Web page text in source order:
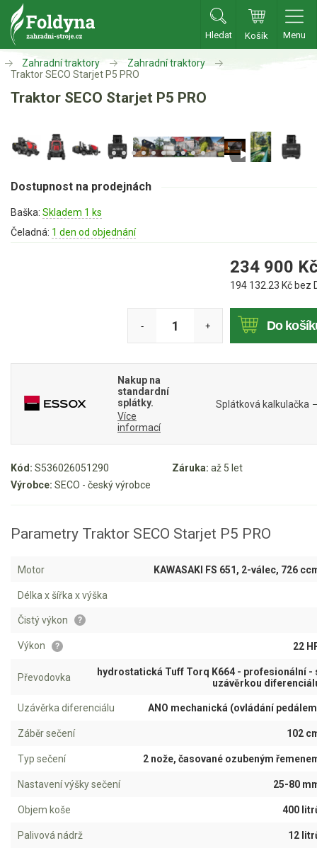
Hledat Košík Menu
Zahradní traktory
Zahradní traktory
Aku traktory
Sekačky
Křovinořezy a vyžínače
Benzínové křovinořezy a vyžínače
Aku křovinořezy a vyžínače
Motorové pily
Aku pily
Jednoruční pily
Vyvětvovací pily
Aku křovinořezy a vyžínače
Aku sekačky
Aku STIHL
Aku AL-KO
VARI
Zahradní traktory
Zahradní traktory
Traktor SECO Starjet P5 PRO
Traktor SECO Starjet P5 PRO
Kód: S536026051290 Záruka: až 5 let
Výrobce: SECO - český výrobce
Dostupnost na prodejnách
Baška: Skladem 1 ks
Čeladná: 1 den od objednání
234 900
194 132.23 Kč bez
- + Do
Nakup na
standardní
splátky.
Více
informací
Splátková kalkulačka
Parametry Traktor SECO Starjet P5 PRO
Motor KAWASAKI FS 651, 2-válec, 726
Délka x šířka x výška
Čistý výkon ?
Výkon ? 22
Převodovka
hydrostatická Tuff Torq K664 - profesionální -
uzávěrkou
Uzávěrka diferenciálu ANO mechanická (ovládání
Záběr sečení 102
Typ sečení 2 nože, časované ozubeným
Nastavení výšky sečení 25-80
Objem koše 400
Palivová nádrž 12